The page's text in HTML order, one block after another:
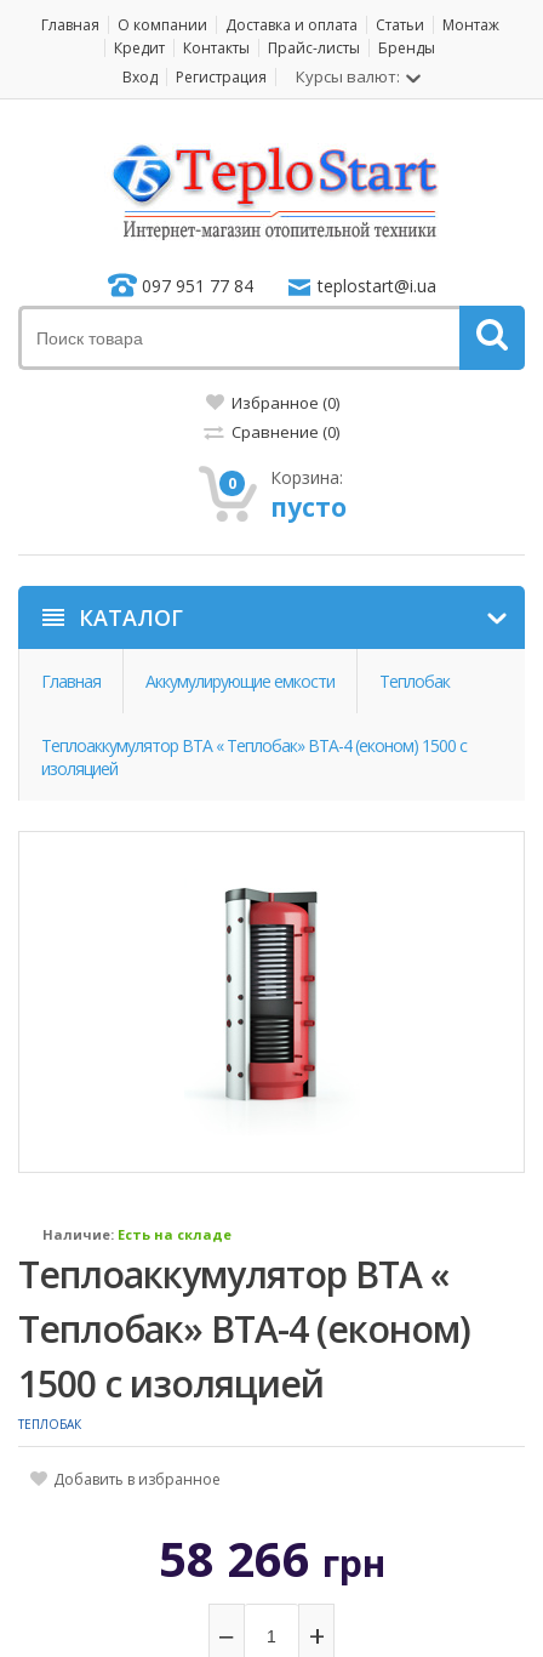
Главная О компании Доставка и оплата Статьи
Монтаж
Кредит
Контакты Прайс-листы
Бренды
Вход
Регистрация Курсы валют:
097 951 77 84 teplostart@i.ua
Избранное (0)
Сравнение (0)
0 Корзина:
пусто
КАТАЛОГ
Главная Аккумулирующие емкости Теплобак
Теплоаккумулятор ВТА « Теплобак» ВТА-4 (економ) 1500 с
изоляцией
Наличие: Есть на складе
Теплоаккумулятор ВТА «
Теплобак» ВТА-4 (економ)
1500 с изоляцией
ТЕПЛОБАК
Добавить в избранное
58 266 грн
− +